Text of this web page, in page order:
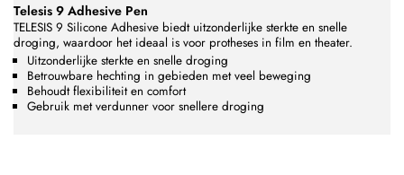
Telesis 9 Adhesive Pen
TELESIS 9 Silicone Adhesive biedt uitzonderlijke sterkte en snelle
droging, waardoor het ideaal is voor protheses in film en theater.
Uitzonderlijke sterkte en snelle droging
Betrouwbare hechting in gebieden met veel beweging
Behoudt flexibiliteit en comfort
Gebruik met verdunner voor snellere droging